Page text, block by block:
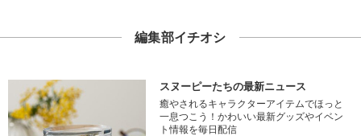
編集部イチオシ
スヌーピーたちの最新ニュース
癒やされるキャラクターアイテムでほっと
一息つこう！かわいい最新グッズやイベン
ト情報を毎日配信